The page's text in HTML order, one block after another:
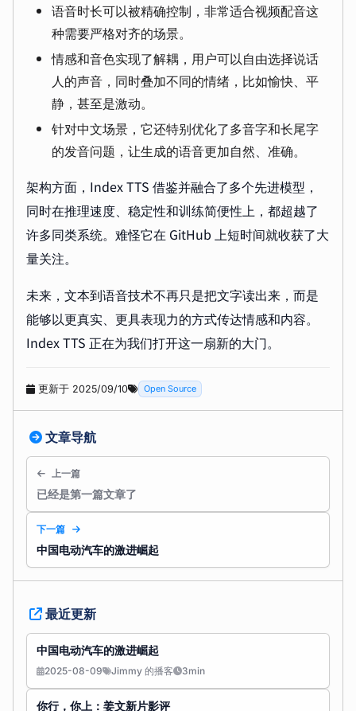
语音时长可以被精确控制，非常适合视频配音这
种需要严格对齐的场景。
情感和音色实现了解耦，用户可以自由选择说话
人的声音，同时叠加不同的情绪，比如愉快、平
静，甚至是激动。
针对中文场景，它还特别优化了多音字和长尾字
的发音问题，让生成的语音更加自然、准确。
架构方面，Index TTS 借鉴并融合了多个先进模型，
同时在推理速度、稳定性和训练简便性上，都超越了
许多同类系统。难怪它在 GitHub 上短时间就收获了大
量关注。
未来，文本到语音技术不再只是把文字读出来，而是
能够以更真实、更具表现力的方式传达情感和内容。
Index TTS 正在为我们打开这一扇新的大门。
更新于 2025/09/10 Open Source
文章导航
上一篇
已经是第一篇文章了
下一篇
中国电动汽车的激进崛起
最近更新
中国电动汽车的激进崛起
2025-08-09 Jimmy 的播客 3min
你行，你上：姜文新片影评